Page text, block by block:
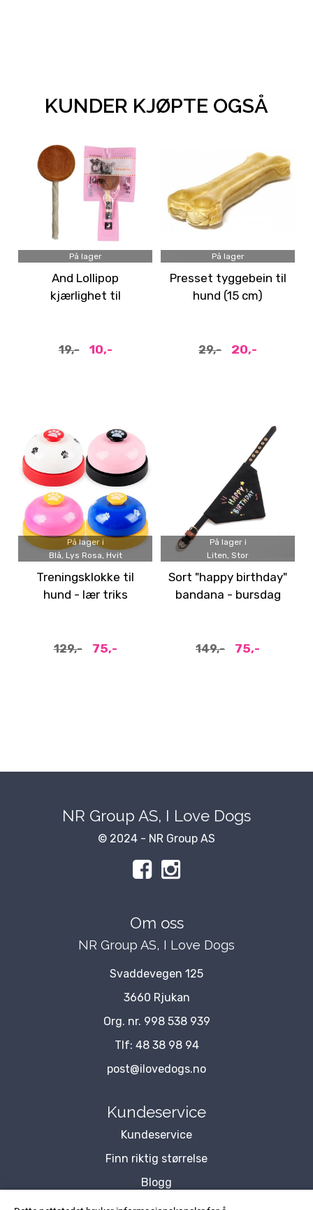
KUNDER KJØPTE OGSÅ
På lager
And Lollipop
kjærlighet til
19,- 10,-
På lager
Presset tyggebein til
hund (15 cm)
29,- 20,-
På lager i
Blå, Lys Rosa, Hvit
Treningsklokke til
hund - lær triks
129,- 75,-
På lager i
Liten, Stor
Sort "happy birthday"
bandana - bursdag
149,- 75,-
NR Group AS, I Love Dogs
© 2024 - NR Group AS
Om oss
NR Group AS, I Love Dogs
Svaddevegen 125
3660 Rjukan
Org. nr. 998 538 939
Tlf: 48 38 98 94
post@ilovedogs.no
Kundeservice
Kundeservice
Finn riktig størrelse
Blogg
Om Oss